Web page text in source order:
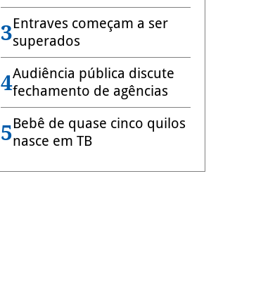
3Entraves começam a ser
superados
4Audiência pública discute
fechamento de agências
5Bebê de quase cinco quilos
nasce em TB